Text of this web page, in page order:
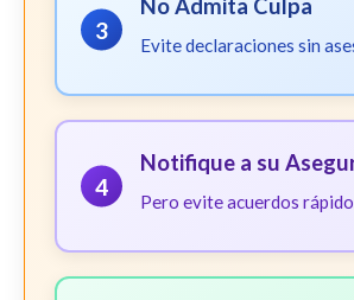
3
No Admita Culpa
Evite declaraciones sin
4
Notifique a su
Pero evite acuerdos